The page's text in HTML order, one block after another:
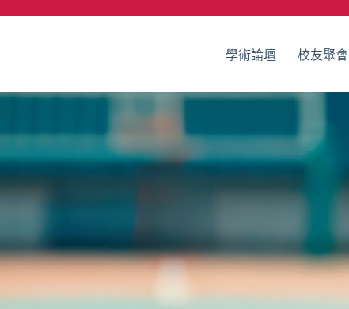
學術論壇 校友聚會